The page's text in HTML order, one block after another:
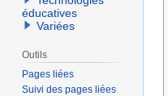
éducatives
Variées
Outils
Pages liées
Suivi des pages liées